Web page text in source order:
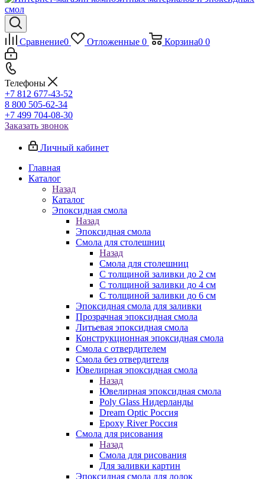
Сравнение0 Отложенные 0 Корзина0 0
Телефоны
+7 812 677-43-52
8 800 505-62-34
+7 499 704-08-30
Заказать звонок
Личный кабинет
Главная
Каталог
Назад
Каталог
Эпоксидная смола
Назад
Эпоксидная смола
Смола для столешниц
Назад
Смола для столешниц
С толщиной заливки до 2 см
С толщиной заливки до 4 см
С толщиной заливки до 6 см
Эпоксидная смола для заливки
Прозрачная эпоксидная смола
Литьевая эпоксидная смола
Конструкционная эпоксидная смола
Смола с отвердителем
Смола без отвердителя
Ювелирная эпоксидная смола
Назад
Ювелирная эпоксидная смола
Poly Glass Нидерланды
Dream Optic Россия
Epoxy River Россия
Смола для рисования
Назад
Смола для рисования
Для заливки картин
Эпоксидная смола для лодок